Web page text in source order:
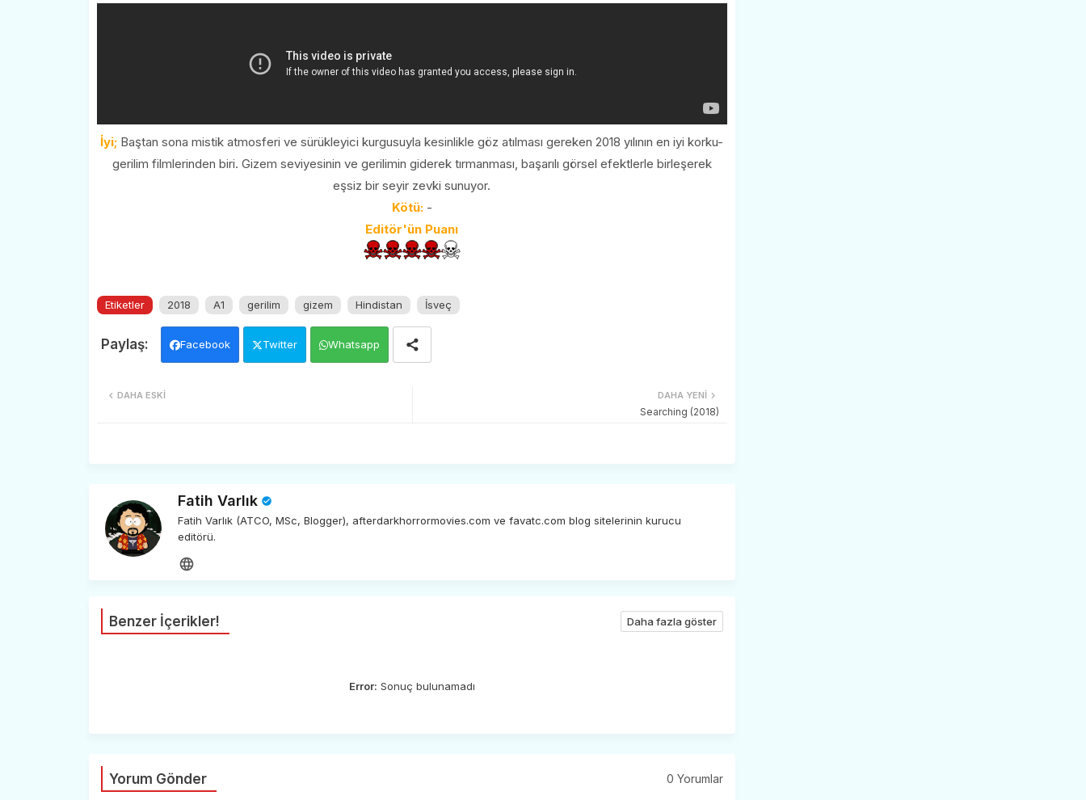
İyi; Baştan sona mistik atmosferi ve sürükleyici kurgusuyla kesinlikle göz atılması gereken 2018 yılının en iyi korku-
gerilim filmlerinden biri. Gizem seviyesinin ve gerilimin giderek tırmanması, başarılı görsel efektlerle birleşerek
eşsiz bir seyir zevki sunuyor.
Kötü:-
Editör'ün Puanı
Etiketler 2018 A1 gerilim gizem Hindistan İsveç
Facebook Twitter Whatsapp
DAHA YENI
Searching (2018)
DAHA ESKI
Fatih Varlık
Fatih Varlık (ATCO, MSc, Blogger), afterdarkhorrormovies.com ve favatc.com blog sitelerinin kurucu
editörü.
Benzer İçerikler! Daha fazla göster
Error: Sonuç bulunamadı
Yorum Gönder 0 Yorumlar